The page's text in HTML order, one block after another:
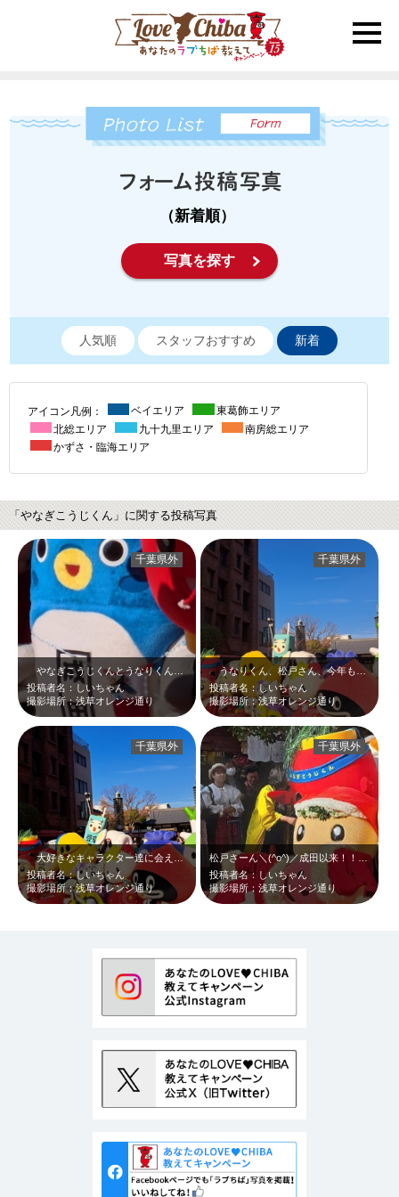
toggle
（新着順）
写真を探す
人気順 スタッフおすすめ 新着
アイコン凡例： ベイエリア
東葛飾エリア
北総エリア
九十九里エリア
南房総エリア
かずさ・臨海エリア
「やなぎこうじくん」に関する投稿写真
投稿者名：しいちゃん
撮影場所：浅草オレンジ通り
千葉県外
うなりくん、松戸さん、今年も来てくれるんだよね？一緒にクリスマス過ごせるんだ…
投稿者名：しいちゃん
撮影場所：浅草オレンジ通り
千葉県外
大好きなキャラクター達に会えて幸せな浅草でのクリスマス＼(^o^)／ちなみに…
投稿者名：しいちゃん
撮影場所：浅草オレンジ通り
千葉県外
松戸さーん＼(^o^)／成田以来！！お久しぶり！！
投稿者名：しいちゃん
撮影場所：浅草オレンジ通り
千葉県外